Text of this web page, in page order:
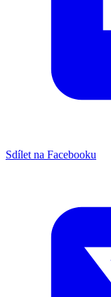
Sdílet na Facebooku